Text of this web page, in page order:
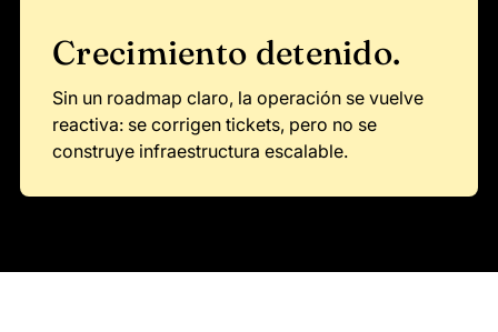
Crecimiento detenido.
Sin un roadmap claro, la operación se vuelve
reactiva: se corrigen tickets, pero no se
construye infraestructura escalable.